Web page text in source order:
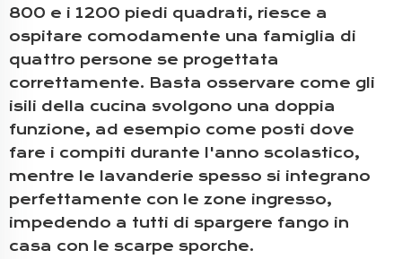
800 e i 1200 piedi quadrati, riesce a
ospitare comodamente una famiglia di
quattro persone se progettata
correttamente. Basta osservare come gli
isili della cucina svolgono una doppia
funzione, ad esempio come posti dove
fare i compiti durante l'anno scolastico,
mentre le lavanderie spesso si integrano
perfettamente con le zone ingresso,
impedendo a tutti di spargere fango in
casa con le scarpe sporche.